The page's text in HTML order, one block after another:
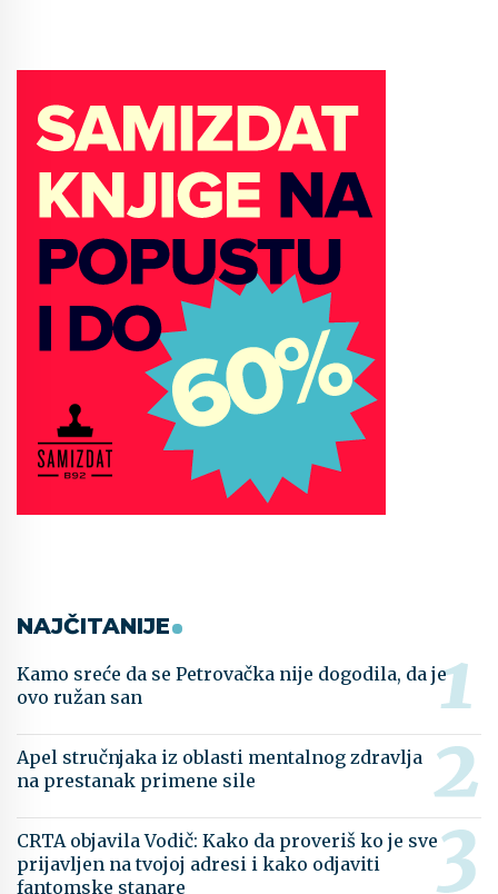
NAJČITANIJE
Kamo sreće da se Petrovačka nije dogodila, da je
ovo ružan san
Apel stručnjaka iz oblasti mentalnog zdravlja
na prestanak primene sile
CRTA objavila Vodič: Kako da proveriš ko je sve
prijavljen na tvojoj adresi i kako odjaviti
fantomske stanare